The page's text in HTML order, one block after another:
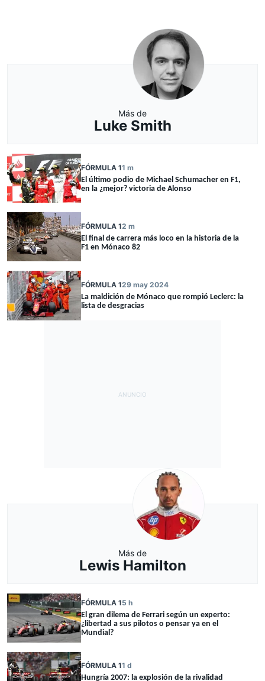
Más de
Luke Smith
FÓRMULA 11 m
El último podio de Michael Schumacher en F1,
en la ¿mejor? victoria de Alonso
FÓRMULA 12 m
El final de carrera más loco en la historia de la
F1 en Mónaco 82
FÓRMULA 129 may 2024
La maldición de Mónaco que rompió Leclerc: la
lista de desgracias
Más de
Lewis Hamilton
FÓRMULA 15 h
El gran dilema de Ferrari según un experto:
¿libertad a sus pilotos o pensar ya en el
Mundial?
FÓRMULA 11 d
Hungría 2007: la explosión de la rivalidad